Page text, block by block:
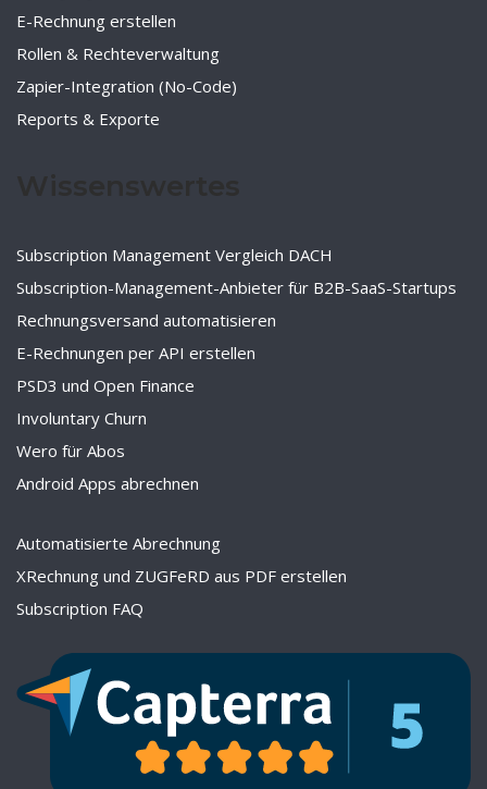
E-Rechnung erstellen
Rollen & Rechteverwaltung
Zapier-Integration (No-Code)
Reports & Exporte
Subscription Management Vergleich DACH
Subscription-Management-Anbieter für B2B-SaaS-Startups
Rechnungsversand automatisieren
E-Rechnungen per API erstellen
PSD3 und Open Finance
Involuntary Churn
Wero für Abos
Android Apps abrechnen
Automatisierte Abrechnung
XRechnung und ZUGFeRD aus PDF erstellen
Subscription FAQ